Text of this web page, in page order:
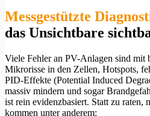
Messgestützte
das Unsichtbare
Viele Fehler an PV-Anlagen sind mit
Mikrorisse in den Zellen, Hotspots,
PID-Effekte (Potential Induced
massiv mindern und sogar
ist rein evidenzbasiert. Statt zu raten,
kommen unter anderem: